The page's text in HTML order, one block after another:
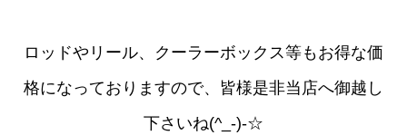
ロッドやリール、クーラーボックス等もお得な価
格になっておりますので、皆様是非当店へ御越し
下さいね(^_-)-☆